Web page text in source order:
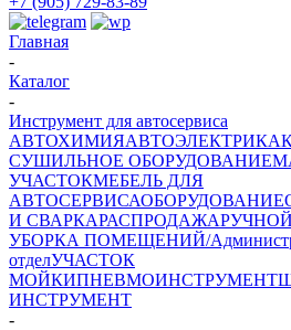
Главная
-
Каталог
-
Инструмент для автосервиса
АВТОХИМИЯАВТОЭЛЕКТРИКА
СУШИЛЬНОЕ ОБОРУДОВАНИЕ
УЧАСТОКМЕБЕЛЬ ДЛЯ
АВТОСЕРВИСАОБОРУДОВАНИЕ
И СВАРКАРАСПРОДАЖА
УБОРКА ПОМЕЩЕНИЙ/
отделУЧАСТОК
МОЙКИПНЕВМОИНСТРУМЕНТ
ИНСТРУМЕНТ
-